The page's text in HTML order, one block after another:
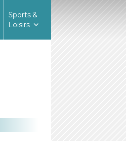
Sports &
Loisirs